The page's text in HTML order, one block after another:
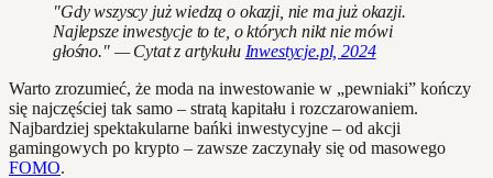
"Gdy wszyscy już wiedzą o okazji, nie ma już okazji.
Najlepsze inwestycje to te, o których nikt nie mówi
głośno." — Cytat z artykułu Inwestycje.pl, 2024
Warto zrozumieć, że moda na inwestowanie w „pewniaki” kończy
się najczęściej tak samo – stratą kapitału i rozczarowaniem.
Najbardziej spektakularne bańki inwestycyjne – od akcji
gamingowych po krypto – zawsze zaczynały się od masowego
FOMO.